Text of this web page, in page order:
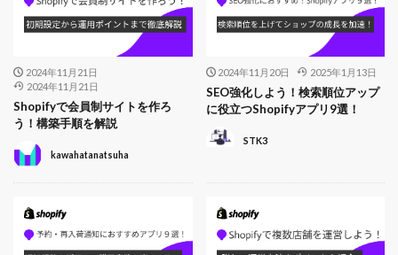
2024年11月21日
2024年11月21日
Shopifyで会員制サイトを作ろ
う！構築手順を解説
kawahatanatsuha
2024年11月20日 2025年1月13日
SEO強化しよう！検索順位アップ
に役立つShopifyアプリ9選！
STK3